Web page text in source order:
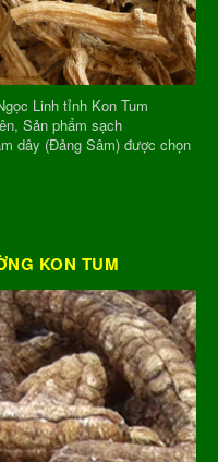
Linh tỉnh Kon Tum
Sản phẩm sạch
dây (Đảng Sâm) được chọn
KON TUM